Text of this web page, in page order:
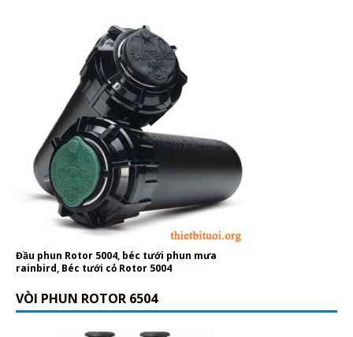
Đầu phun Rotor 5004, béc tưới phun mưa
rainbird, Béc tưới cỏ Rotor 5004
VÒI PHUN ROTOR 6504